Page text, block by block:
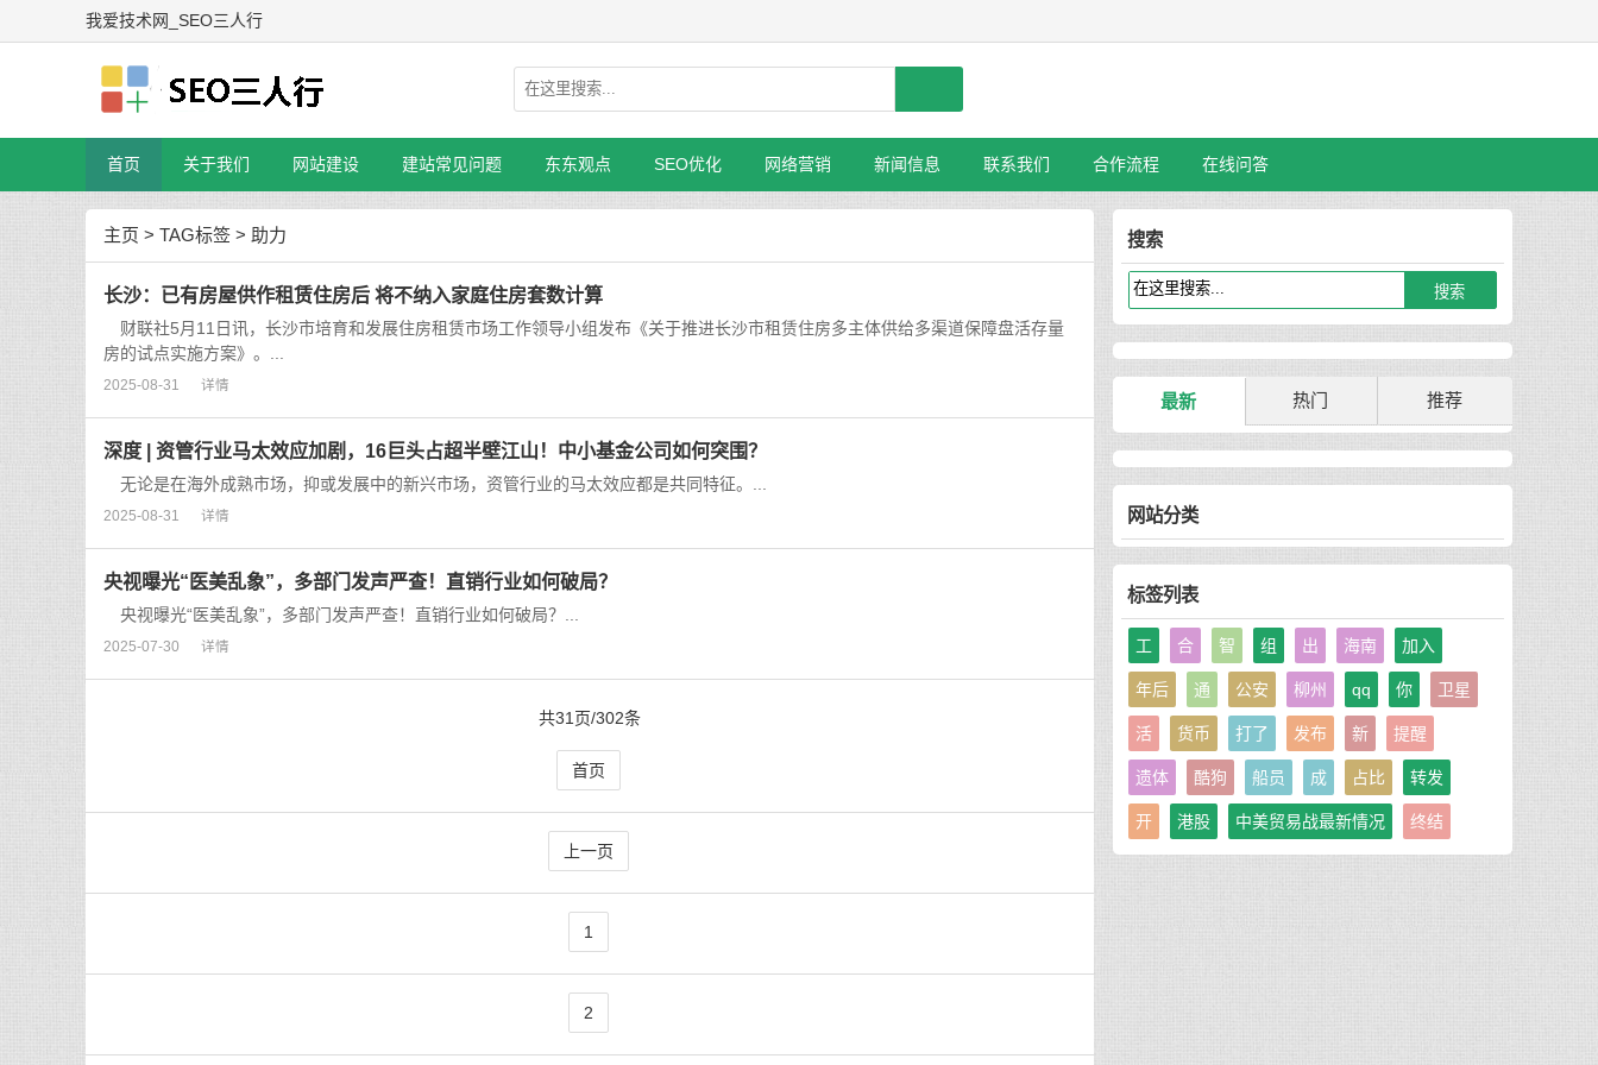
我爱技术网_SEO三人行
首页 关于我们 网站建设 建站常见问题 东东观点 SEO优化 网络营销 新闻信息 联系我们 合作流程 在线问答
主页 > TAG标签 > 助力
长沙：已有房屋供作租赁住房后 将不纳入家庭住房套数计算
财联社5月11日讯，长沙市培育和发展住房租赁市场工作领导小组发布《关于推进长沙市租赁住房多主体供给多渠道保障盘活存量
房的试点实施方案》。...
2025-08-31 详情
深度 | 资管行业马太效应加剧，16巨头占超半壁江山！中小基金公司如何突围？
无论是在海外成熟市场，抑或发展中的新兴市场，资管行业的马太效应都是共同特征。...
2025-08-31 详情
央视曝光“医美乱象”，多部门发声严查！直销行业如何破局？
央视曝光“医美乱象”，多部门发声严查！直销行业如何破局？...
2025-07-30 详情
共31页/302条
首页
上一页
1
2
搜索
最新 热门 推荐
网站分类
标签列表
工 合 智 组 出 海南 加入
年后 通 公安 柳州 qq 你 卫星
活 货币 打了 发布 新 提醒
遗体 酷狗 船员 成 占比 转发
开 港股 中美贸易战最新情况 终结